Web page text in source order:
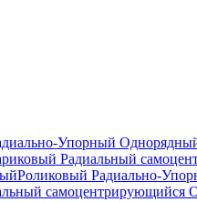
Упорный
Радиальный
Роликовый Радиально-
самоцентрирующийся